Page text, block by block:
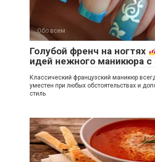
Обо всем
Голубой френч на ногтях
идей нежного маникюра с
Классический французский маникюр
уместен при любых обстоятельствах и
стиль